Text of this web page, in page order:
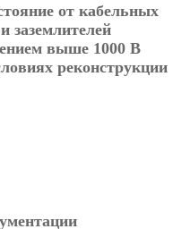
от кабельных
заземлителей
выше 1000 В
реконструкции